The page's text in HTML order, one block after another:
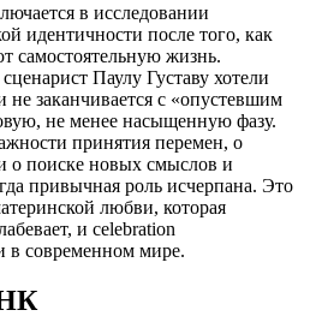
в исследовании
идентичности после того, как
самостоятельную жизнь.
Паулу Густаву хотели
не заканчивается с «опустевшим
не менее насыщенную фазу.
принятия перемен, о
о поиске новых смыслов и
привычная роль исчерпана. Это
любви, которая
и celebration
в современном мире.